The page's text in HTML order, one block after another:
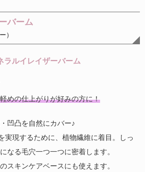
バーム
）
めの仕上がりが好みの方に！
凹凸を自然にカバー♪
実現するために、植物繊維に着目。しっ
なる毛穴一つ一つに密着します。
スキンケアベースにも使えます。